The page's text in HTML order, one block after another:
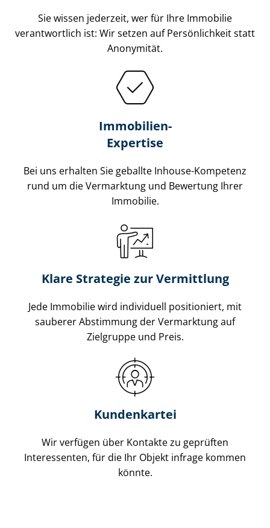
Sie wissen jederzeit, wer für Ihre Immobilie
verantwortlich ist: Wir setzen auf Persönlichkeit statt
Anonymität.
Immobilien-
Expertise
Bei uns erhalten Sie geballte Inhouse-Kompetenz
rund um die Vermarktung und Bewertung Ihrer
Immobilie.
Klare Strategie zur Vermittlung
Jede Immobilie wird individuell positioniert, mit
sauberer Abstimmung der Vermarktung auf
Zielgruppe und Preis.
Kundenkartei
Wir verfügen über Kontakte zu geprüften
Interessenten, für die Ihr Objekt infrage kommen
könnte.